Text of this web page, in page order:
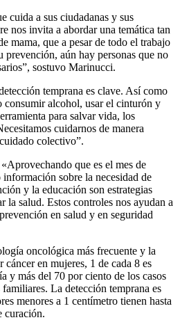
cuida a sus ciudadanas y sus
nos invita a abordar una temática tan
mama, que a pesar de todo el trabajo
prevención, aún hay personas que no
sostuvo Marinucci.
temprana es clave. Así como
consumir alcohol, usar el cinturón y
para salvar vida, los
cuidarnos de manera
colectivo”.
que es el mes de
sobre la necesidad de
y la educación son estrategias
la salud. Estos controles nos ayudan a
en salud y en seguridad
oncológica más frecuente y la
en mujeres, 1 de cada 8 es
y más del 70 por ciento de los casos
La detección temprana es
menores a 1 centímetro tienen hasta
curación.